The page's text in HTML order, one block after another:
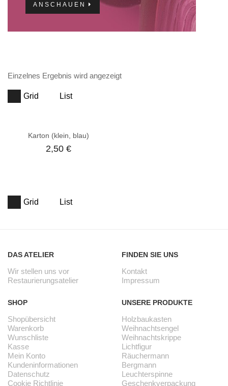
ANSCHAUEN
Einzelnes Ergebnis wird angezeigt
Grid List
Karton (klein, blau)
2,50€
Grid List
DAS ATELIER
Wir stellen uns vor
Restaurierungsatelier
SHOP
Shopübersicht
Warenkorb
Wunschliste
Kasse
Mein Konto
Kundeninformationen
Datenschutz
Cookie Richtlinie
FINDEN SIE UNS
Kontakt
Impressum
UNSERE PRODUKTE
Holzbaukasten
Weihnachtsengel
Weihnachtskrippe
Lichtfigur
Räuchermann
Bergmann
Leuchterspinne
Geschenkverpackung